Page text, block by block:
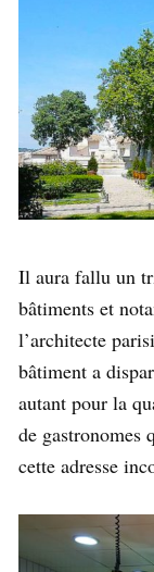
Il aura fallu un
bâtiments et
l’architecte
bâtiment a
autant pour la
de gastronomes
cette adresse